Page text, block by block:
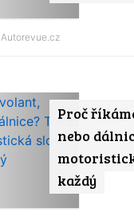
Autorevue.cz
Proč
nebo
každý